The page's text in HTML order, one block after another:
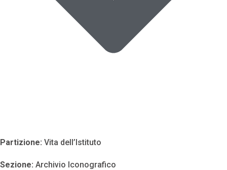
Partizione: Vita dell’Istituto
Sezione: Archivio Iconografico